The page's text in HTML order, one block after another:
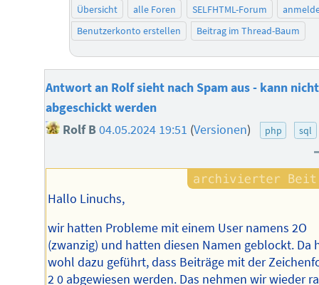
Übersicht alle Foren SELFHTML-Forum
Benutzerkonto erstellen
Beitrag im Thread-Baum
Antwort an Rolf sieht nach Spam aus - kann nicht
abgeschickt werden
Rolf B04.05.2024 19:51 (Versionen) php sql
Hallo Linuchs,
wir hatten Probleme mit einem User namens 2O
(zwanzig) und hatten diesen Namen geblockt. Da
wohl dazu geführt, dass Beiträge mit der
2 0 abgewiesen werden. Das nehmen wir wieder